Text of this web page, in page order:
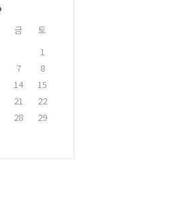
금
토
1
7
8
14
15
21
22
28
29